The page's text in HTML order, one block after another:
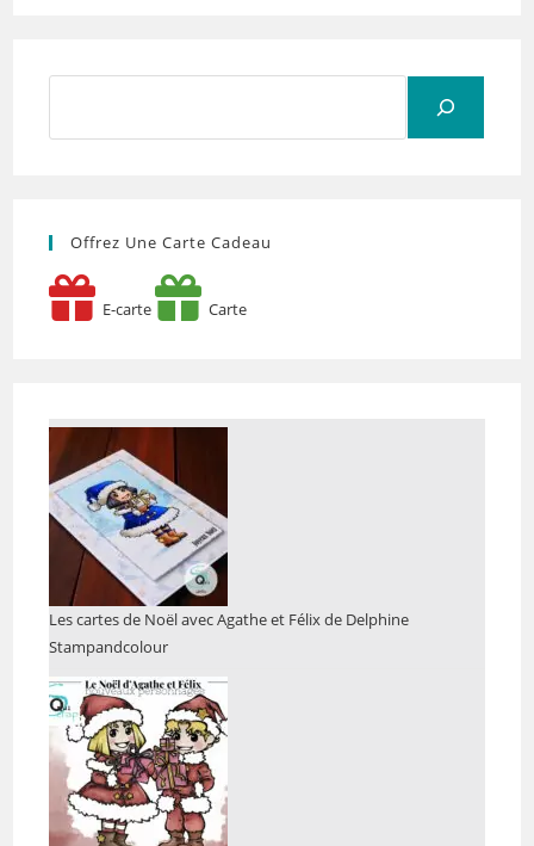
Offrez Une Carte Cadeau
E-carte Carte
Les cartes de Noël avec Agathe et Félix de Delphine
Stampandcolour